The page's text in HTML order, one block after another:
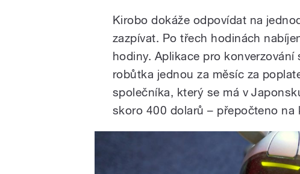
Kirobo dokáže odpovídat na
zazpívat. Po třech hodinách
hodiny. Aplikace pro
robůtka jednou za měsíc za
společníka, který se má v
skoro 400 dolarů – přepočteno na